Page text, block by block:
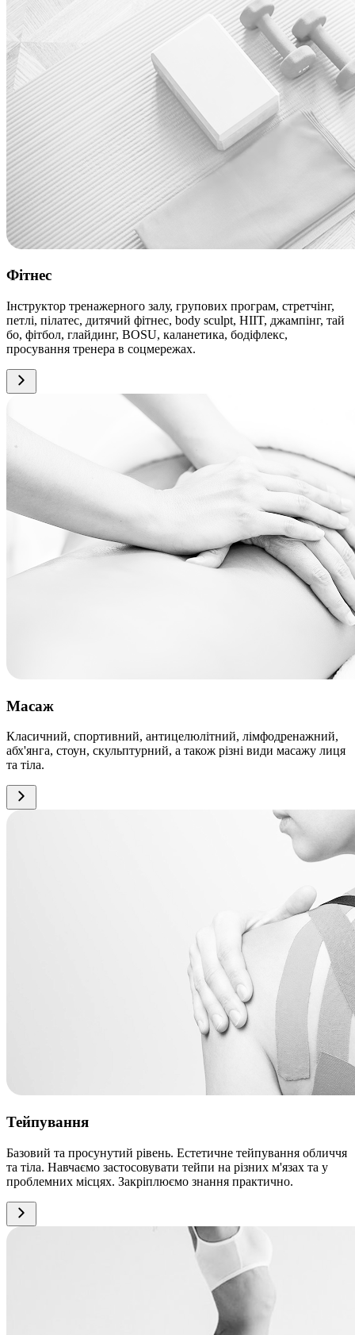
Фітнес
Інструктор тренажерного залу, групових програм, стретчінг,
петлі, пілатес, дитячий фітнес, body sculpt, HIIT, джампінг, тай
бо, фітбол, глайдинг, BOSU, каланетика, бодіфлекс,
просування тренера в соцмережах.
Масаж
Класичний, спортивний, антицелюлітний, лімфодренажний,
абх'янга, стоун, скульптурний, а також різні види масажу лиця
та тіла.
Тейпування
Базовий та просунутий рівень. Естетичне тейпування обличчя
та тіла. Навчаємо застосовувати тейпи на різних м'язах та у
проблемних місцях. Закріплюємо знання практично.